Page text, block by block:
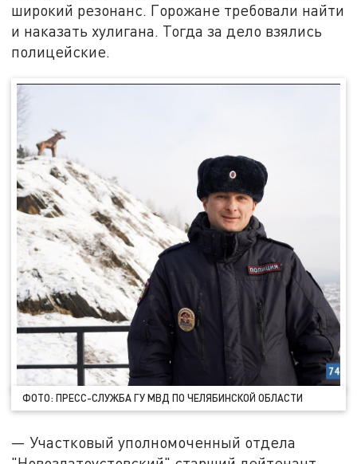
широкий резонанс. Горожане требовали найти
и наказать хулигана. Тогда за дело взялись
полицейские.
ФОТО: ПРЕСС-СЛУЖБА ГУ МВД ПО ЧЕЛЯБИНСКОЙ ОБЛАСТИ
— Участковый уполномоченный отдела